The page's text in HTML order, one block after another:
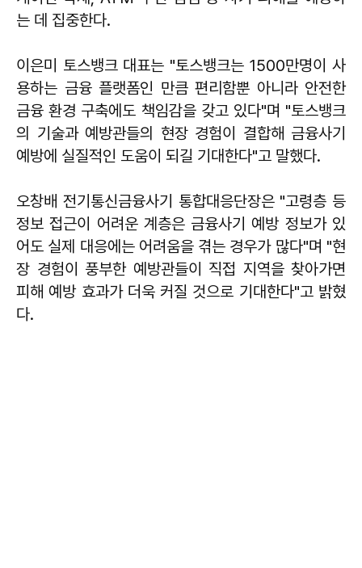
는 데 집중한다.
이은미 토스뱅크 대표는 "토스뱅크는 1500만명이 사
용하는 금융 플랫폼인 만큼 편리함뿐 아니라 안전한
금융 환경 구축에도 책임감을 갖고 있다"며 "토스뱅크
의 기술과 예방관들의 현장 경험이 결합해 금융사기
예방에 실질적인 도움이 되길 기대한다"고 말했다.
오창배 전기통신금융사기 통합대응단장은 "고령층 등
정보 접근이 어려운 계층은 금융사기 예방 정보가 있
어도 실제 대응에는 어려움을 겪는 경우가 많다"며 "현
장 경험이 풍부한 예방관들이 직접 지역을 찾아가면
피해 예방 효과가 더욱 커질 것으로 기대한다"고 밝혔
다.